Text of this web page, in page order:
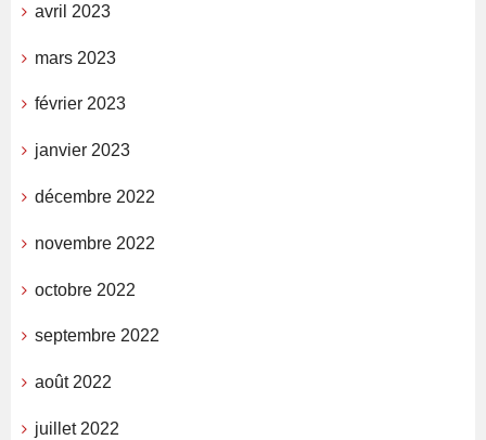
avril 2023
mars 2023
février 2023
janvier 2023
décembre 2022
novembre 2022
octobre 2022
septembre 2022
août 2022
juillet 2022